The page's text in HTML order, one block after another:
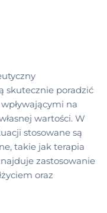
skutecznie poradzić
na
wartości. W
stosowane są
takie jak terapia
zastosowanie
oraz